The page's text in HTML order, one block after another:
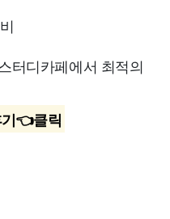
터디카페에서 최적의
👈클릭